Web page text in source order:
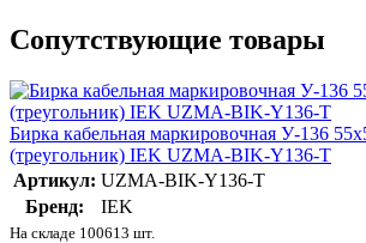
Сопутствующие товары
Бирка кабельная маркировочная У-136
(треугольник) IEK UZMA-BIK-Y136-T
Артикул: UZMA-BIK-Y136-T
Бренд:
IEK
На складе 100613 шт.